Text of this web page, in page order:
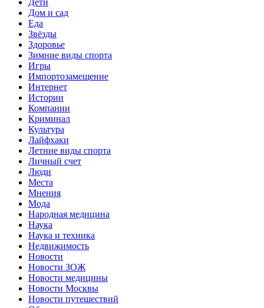
Дети
Дом и сад
Еда
Звёзды
Здоровье
Зимние виды спорта
Игры
Импортозамещение
Интернет
Истории
Компании
Криминал
Культура
Лайфхаки
Летние виды спорта
Личный счет
Люди
Места
Мнения
Мода
Народная медицина
Наука
Наука и техника
Недвижимость
Новости
Новости ЗОЖ
Новости медицины
Новости Москвы
Новости путешествий